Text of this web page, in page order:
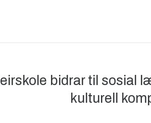
bidrar til sosial
kulturell